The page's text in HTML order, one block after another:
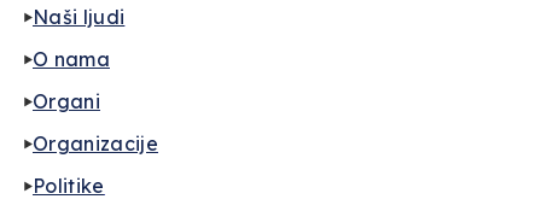
Naši ljudi
O nama
Organi
Organizacije
Politike